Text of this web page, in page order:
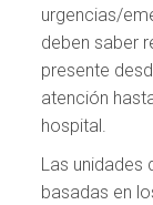
urgencias/
deben saber
presente
atención
hospital.
Las
basadas en